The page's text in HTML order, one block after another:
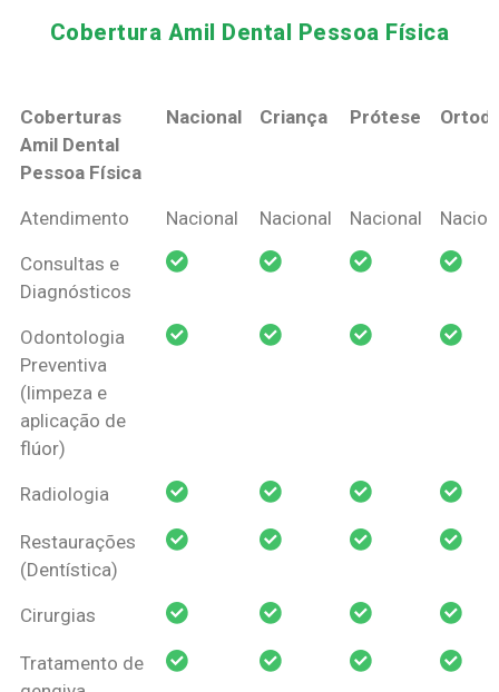
Cobertura Amil Dental Pessoa Física​
Coberturas
Amil Dental
Pessoa Física
Nacional Criança Prótese
Coberturas
Pessoa Física
Nacional Criança Prótese
Atendimento Nacional Nacional Nacional
Consultas e
Diagnósticos
Odontologia
Preventiva
(limpeza e
aplicação de
flúor)
Radiologia
Restaurações
(Dentística)
Cirurgias
Tratamento de